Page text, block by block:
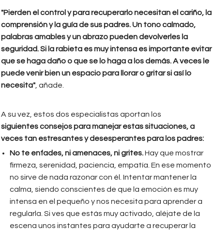
"Pierden el control y para recuperarlo necesitan el cariño, la
comprensión y la guía de sus padres. Un tono calmado,
palabras amables y un abrazo pueden devolverles la
seguridad. Si la rabieta es muy intensa es importante evitar
que se haga daño o que se lo haga a los demás. A veces le
puede venir bien un espacio para llorar o gritar si así lo
necesita" , añade.
A su vez, estos dos especialistas aportan los
siguientes consejos para manejar estas situaciones, a
veces tan estresantes y desesperantes para los padres:
No te enfades, ni amenaces, ni grites.Hay que mostrar
firmeza, serenidad, paciencia, empatía. En ese momento
no sirve de nada razonar con él. Intentar mantener la
calma, siendo conscientes de que la emoción es muy
intensa en el pequeño y nos necesita para aprender a
regularla. Si ves que estás muy activado, aléjate de la
escena unos instantes para ayudarte a recuperar la